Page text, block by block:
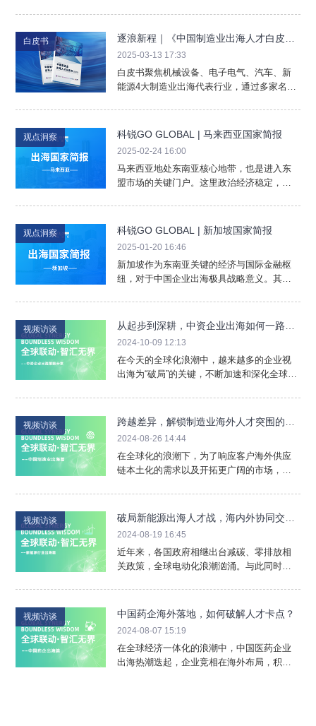
国政府积极推动以东部经济走廊（EEC）为
核心的“泰国4.0”战略，大力吸引外商投资，
为外国企业在泰国的发展创造了更优条件。
当前，中资企业在泰国涉足行业日益广泛，
汽车、电子制造、半导体、智能制造等领域
白皮书
逐浪新程｜《中国制造业出海人才白皮书
（2025）》重磅发布
2025-03-13 17:33
白皮书聚焦机械设备、电子电气、汽车、新
能源4大制造业出海代表行业，通过多家名企
球化的人才管理关键策略，提出11大核心观
点，助力制造业企业勾勒海外版图。
观点洞察 科锐GO GLOBAL | 马来西亚国家简报
2025-02-24 16:00
马来西亚地处东南亚核心地带，也是进入东
盟市场的关键门户。这里政治经济稳定，商
中企在马来西亚的布局也呈现出多元发展的
态势，广泛涉足了制造业、基础设施建设、
电子商务、能源、电信、农业、金融等诸多
领域，而随着业务版图的拓展，企业对于人
才的需求也一路走高。
观点洞察 科锐GO GLOBAL | 新加坡国家简报
2025-01-20 16:46
新加坡作为东南亚关键的经济与国际金融枢
纽，对于中国企业出海极具战略意义。其市
国企业布局东南亚的区域总部优选。不过，
在以此为“走出去”的理想跳板时，中国企业也
需留意当地劳动力成本偏高、市场规模受限
等挑战。
视频访谈
从起步到深耕，中资企业出海如何一路过
关斩将？
2024-10-09 12:13
在今天的全球化浪潮中，越来越多的企业视
出海为“破局”的关键，不断加速和深化全球化
业出海能否成功的关键一环。作为扎根中
别推出“全球联动· 智汇无界”系列出海专栏，
通过国内和海外专家的深度分享，为中国企
业提供“航海”人才指南，共同探索中企全球化
视频访谈
跨越差异，解锁制造业海外人才突围的关
键密码！
2024-08-26 14:44
在全球化的浪潮下，为了响应客户海外供应
链本土化的需求以及开拓更广阔的市场，中
海外市场站稳脚跟，如何在人才战略上精准
球化进程中所必须跨越的难题。
视频访谈
破局新能源出海人才战，海内外协同交付
成关键！
2024-08-19 16:45
近年来，各国政府相继出台减碳、零排放相
关政策，全球电动化浪潮汹涌。与此同时，
创造了良好契机，成为势不可挡的时代洪
多新能源企业并肩前行，其中不乏业内领军
品牌。
视频访谈 中国药企海外落地，如何破解人才卡点？
2024-08-07 15:19
在全球经济一体化的浪潮中，中国医药企业
出海热潮迭起，企业竞相在海外布局，积极